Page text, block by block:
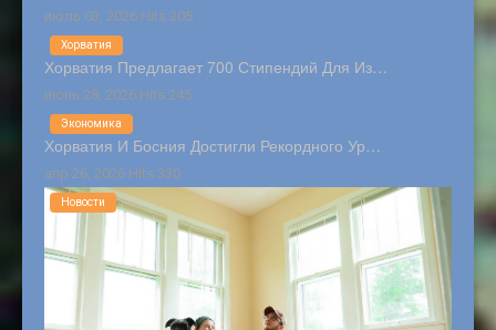
июль 03, 2026 Hits:205
Хорватия Предлагает 700 Стипендий Для Из…
июнь 28, 2026 Hits:245
Хорватия
Хорватия И Босния Достигли Рекордного Ур…
апр 26, 2026 Hits:330
Экономика
Новости